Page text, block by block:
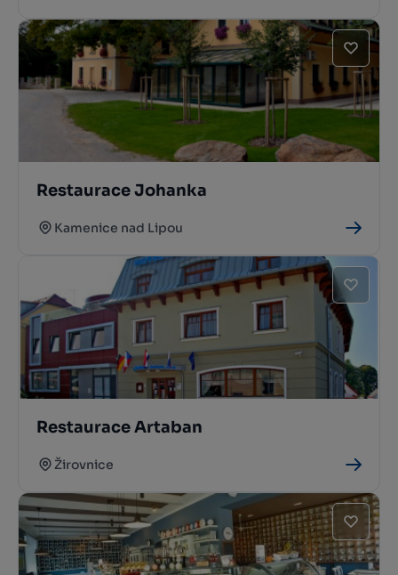
Restaurace Johanka
Kamenice nad Lipou
Restaurace Artaban
Žirovnice